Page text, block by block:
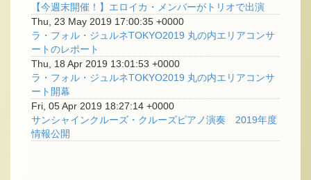
【今週末開催！】エロイカ・メンバーがトリオで出演
Thu, 23 May 2019 17:00:35 +0000
ラ・フォル・ジュルネTOKYO2019 丸の内エリアコンサ
ートのレポート
Thu, 18 Apr 2019 13:01:53 +0000
ラ・フォル・ジュルネTOKYO2019 丸の内エリアコンサ
ート開幕
Fri, 05 Apr 2019 18:27:14 +0000
サンシャインクルーズ・クルーズピアノ演奏 2019年度
情報公開